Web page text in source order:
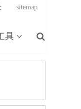
具
sitemap